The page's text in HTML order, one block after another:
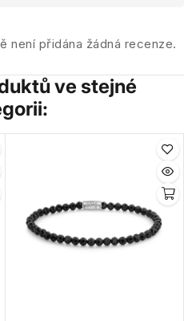
není přidána žádná recenze.
ve stejné